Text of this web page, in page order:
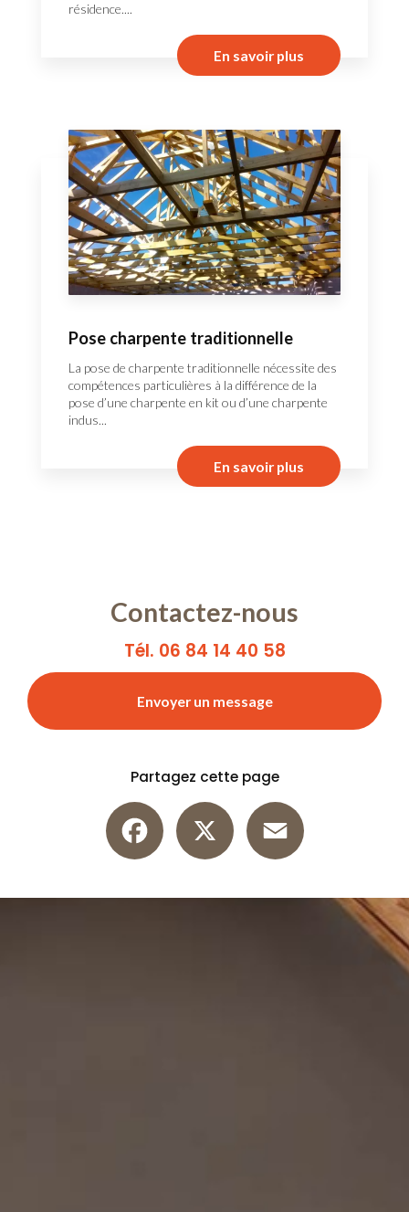
résidence....
En savoir plus
Pose charpente traditionnelle
La pose de charpente traditionnelle nécessite des
compétences particulières à la différence de la
pose d’une charpente en kit ou d’une charpente
indus...
En savoir plus
Contactez-nous
Tél. 06 84 14 40 58
Envoyer un message
Partagez cette page
Facebook